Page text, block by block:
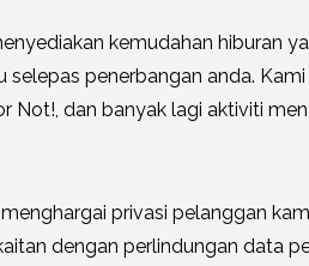
kemudahan hiburan
selepas penerbangan anda.
Not!, dan banyak lagi aktiviti
privasi pelanggan
dengan perlindungan data